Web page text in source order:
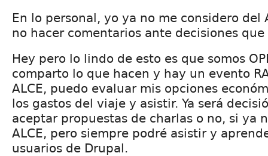
En lo personal, yo ya no me considero del
no hacer comentarios ante decisiones
Hey pero lo lindo de esto es que somos
comparto lo que hacen y hay un evento
ALCE, puedo evaluar mis opciones
los gastos del viaje y asistir. Ya será
aceptar propuestas de charlas o no, si ya
ALCE, pero siempre podré asistir y
usuarios de Drupal.